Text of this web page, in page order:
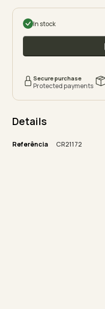
In stock
Secure purchase
Protected payments
Details
Referência CR21172